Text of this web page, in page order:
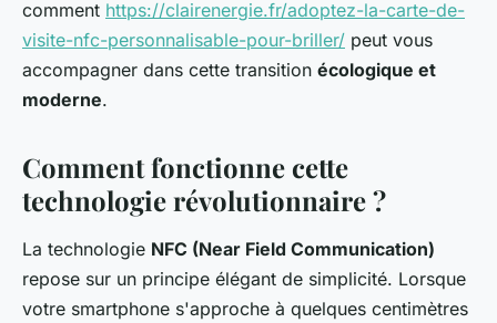
comment https://clairenergie.fr/adoptez-la-carte-de-
visite-nfc-personnalisable-pour-briller/ peut vous
accompagner dans cette transition écologique et
moderne.
Comment fonctionne cette
technologie révolutionnaire ?
La technologie NFC (Near Field Communication)
repose sur un principe élégant de simplicité. Lorsque
votre smartphone s'approche à quelques centimètres